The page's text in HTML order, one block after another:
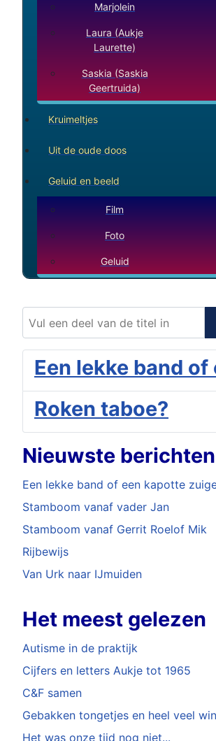
Marjolein
Laura (Aukje
Laurette)
Saskia (Saskia
Geertruida)
Kruimeltjes
Uit de oude doos
Geluid en beeld
Film
Foto
Geluid
Een lekke band
Roken taboe?
Nieuwste berichten
Een lekke band of een kapotte
Stamboom vanaf vader Jan
Stamboom vanaf Gerrit Roelof Mik
Rijbewijs
Van Urk naar IJmuiden
Het meest gelezen
Autisme in de praktijk
Cijfers en letters Aukje tot 1965
C&F samen
Gebakken tongetjes en heel veel
Het was onze tijd nog niet...